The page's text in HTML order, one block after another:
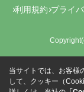
利用規約 プライ
当サイトでは、お客様
して、クッキー（